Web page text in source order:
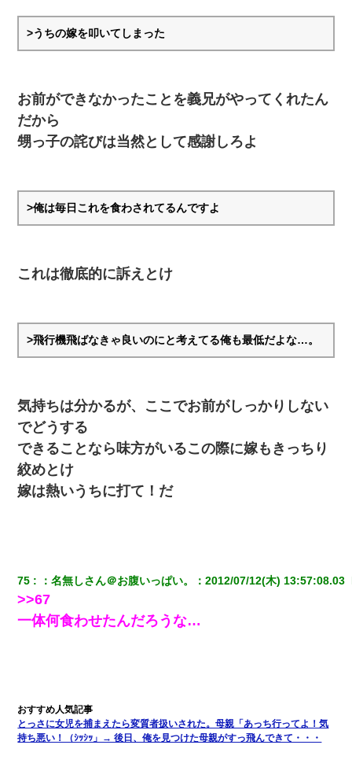
クラスで一人無口で誰とも話さない男子がいた。→修学旅行に来
なかったその男子に女子達がお土産を渡した。5分後…
近所のお寺に住み込みで手伝いしてる知的障害のオッサンがい
た。ある日、オッサンが火かき棒を持って顔を真っ赤にしながら
走り回っていて…
元旦那から復縁要請。息子「最新型のiPhoneも買えない貧乏は嫌
だ、再婚して」私「なら父親と暮らせ」息子「やった＾＾」私
（もう手遅れだったんだな…）
選ばれたの！絶対見に来てね！」→悲しい結果がこれ・・・
を晒してた。ほとんどがブスという評価の中で二人ほど意外に好
【衝撃】嫁父の会社に勤続１０年、手取り１４万 → 俺「２２万も
らえる会社から誘われた。転職したい」義父「クビ！（激怒」嫁
「離婚！（激怒」
私（23）冗談のつもりで上司（27）に胸を揉ませた結果・・・
【考察】兄嫁急死の1年後、兄が引越すというので手伝いに行った
ら下着が入った引き出しの奥にとんでもないモノを見つけた
結婚生活10ヶ月目で嫁から一方的に「もう冷めた」と離婚切り出
された
>うちの嫁を叩いてしまった
お前ができなかったことを義兄がやってくれたん
だから
甥っ子の詫びは当然として感謝しろよ
>俺は毎日これを食わされてるんですよ
これは徹底的に訴えとけ
>飛行機飛ばなきゃ良いのにと考えてる俺も最低だよな…。
気持ちは分かるが、ここでお前がしっかりしない
でどうする
できることなら味方がいるこの際に嫁もきっちり
絞めとけ
嫁は熱いうちに打て！だ
75 ：名無しさん＠お腹いっぱい。 ：2012/07/12(木) 13:57:08.03
>>67
一体何食わせたんだろうな…
とっさに女児を捕まえたら変質者扱いされた。母親「あっち行ってよ！気
持ち悪い！（ｼｯｼｯ」→ 後日、俺を見つけた母親がすっ飛んできて・・・